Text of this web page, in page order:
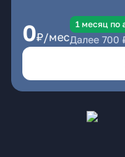
0₽/мес
1 месяц по
Далее 700